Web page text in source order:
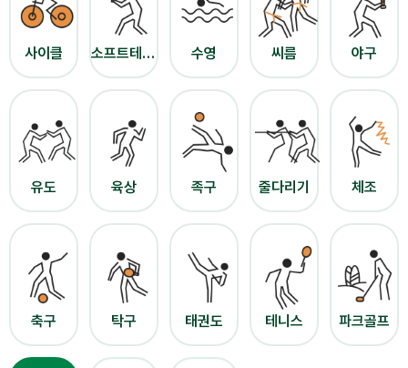
사이클 소프트테니스 수영 씨름 야구
유도 육상 족구 줄다리기 체조
축구 탁구 태권도 테니스 파크골프